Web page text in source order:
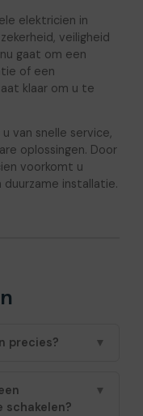
elektricien in
veiligheid
gaat om een
of een
klaar om u te
van snelle service,
oplossingen. Door
voorkomt u
duurzame installatie.
precies? ▼
▼